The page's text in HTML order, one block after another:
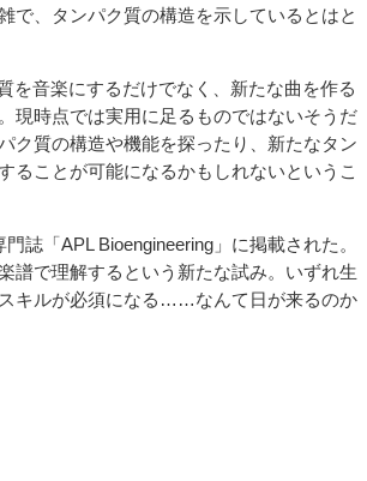
で、タンパク質の構造を示しているとはと
を音楽にするだけでなく、新たな曲を作る
現時点では実用に足るものではないそうだ
ク質の構造や機能を探ったり、新たなタン
ることが可能になるかもしれないというこ
誌「APL Bioengineering」に掲載された。
譜で理解するという新たな試み。いずれ生
キルが必須になる……なんて日が来るのか